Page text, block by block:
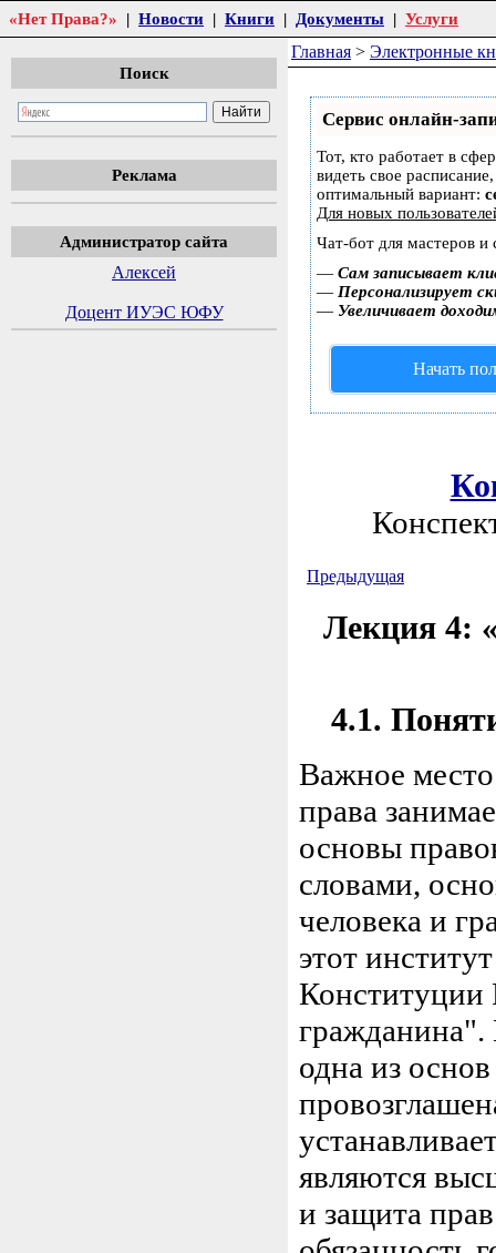
«Нет Права?» | Новости | Книги | Документы | Услуги
Поиск
Реклама
Администратор сайта
Алексей
Доцент ИУЭС ЮФУ
Главная > Электронные
Сервис онлайн-
Тот, кто работает в
видеть свое
оптимальный вариант:
Для новых
Чат-бот для мастеров и
— Сам записывает
— Персонализирует
— Увеличивает
Начать
Предыдущая
Лекция 4:
4.1.
Важное место
права
основы
словами,
человека и
этот
Конституции
гражданина".
одна из
являются
и защита